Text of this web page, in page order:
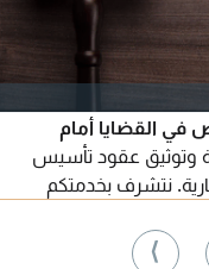
القضايا أمام
وتوثيق عقود تأسيس
نتشرف بخدمتكم
⟩